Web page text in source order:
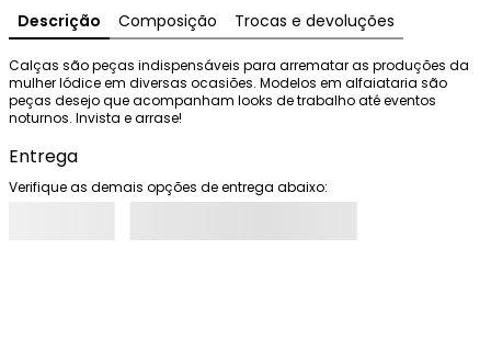
Descrição Composição Trocas e devoluções
Calças são peças indispensáveis para arrematar as produções da
mulher Iódice em diversas ocasiões. Modelos em alfaiataria são
peças desejo que acompanham looks de trabalho até eventos
noturnos. Invista e arrase!
Entrega
Verifique as demais opções de entrega abaixo: